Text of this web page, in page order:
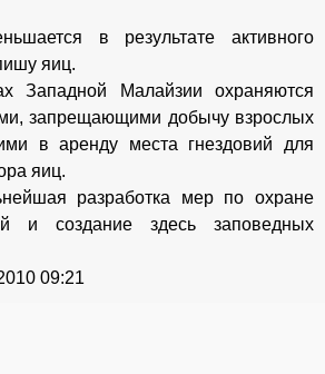
в результате активного
яиц.
Западной Малайзии охраняются
запрещающими добычу взрослых
в аренду места гнездовий для
яиц.
разработка мер по охране
и создание здесь заповедных
09:21